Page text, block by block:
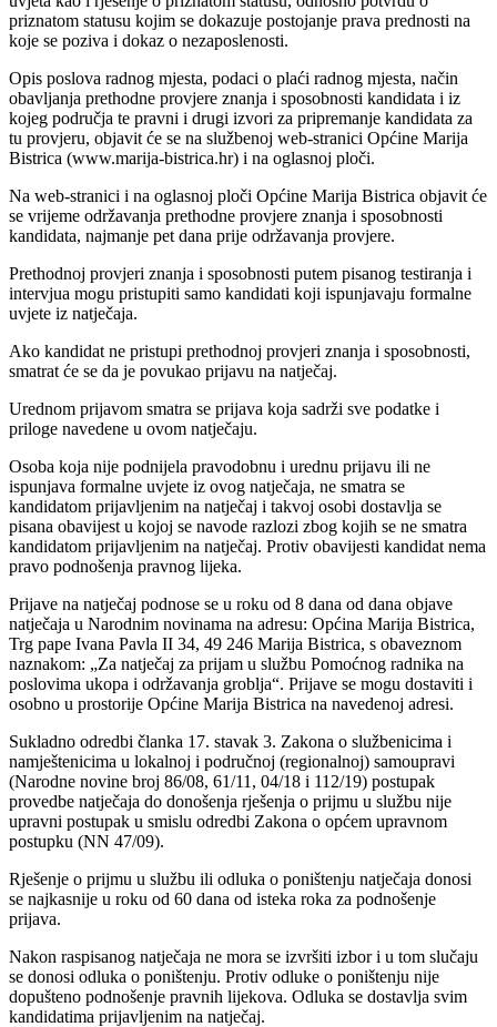
priznatom statusu kojim se dokazuje postojanje prava prednosti na
koje se poziva i dokaz o nezaposlenosti.
Opis poslova radnog mjesta, podaci o plaći radnog mjesta, način
obavljanja prethodne provjere znanja i sposobnosti kandidata i iz
kojeg područja te pravni i drugi izvori za pripremanje kandidata za
tu provjeru, objavit će se na službenoj web-stranici Općine Marija
Bistrica (www.marija-bistrica.hr) i na oglasnoj ploči.
Na web-stranici i na oglasnoj ploči Općine Marija Bistrica objavit će
se vrijeme održavanja prethodne provjere znanja i sposobnosti
kandidata, najmanje pet dana prije održavanja provjere.
Prethodnoj provjeri znanja i sposobnosti putem pisanog testiranja i
intervjua mogu pristupiti samo kandidati koji ispunjavaju formalne
uvjete iz natječaja.
Ako kandidat ne pristupi prethodnoj provjeri znanja i sposobnosti,
smatrat će se da je povukao prijavu na natječaj.
Urednom prijavom smatra se prijava koja sadrži sve podatke i
priloge navedene u ovom natječaju.
Osoba koja nije podnijela pravodobnu i urednu prijavu ili ne
ispunjava formalne uvjete iz ovog natječaja, ne smatra se
kandidatom prijavljenim na natječaj i takvoj osobi dostavlja se
pisana obavijest u kojoj se navode razlozi zbog kojih se ne smatra
kandidatom prijavljenim na natječaj. Protiv obavijesti kandidat nema
pravo podnošenja pravnog lijeka.
Prijave na natječaj podnose se u roku od 8 dana od dana objave
natječaja u Narodnim novinama na adresu: Općina Marija Bistrica,
Trg pape Ivana Pavla II 34, 49 246 Marija Bistrica, s obaveznom
naznakom: „Za natječaj za prijam u službu Pomoćnog radnika na
poslovima ukopa i održavanja groblja“. Prijave se mogu dostaviti i
osobno u prostorije Općine Marija Bistrica na navedenoj adresi.
Sukladno odredbi članka 17. stavak 3. Zakona o službenicima i
namještenicima u lokalnoj i područnoj (regionalnoj) samoupravi
(Narodne novine broj 86/08, 61/11, 04/18 i 112/19) postupak
provedbe natječaja do donošenja rješenja o prijmu u službu nije
upravni postupak u smislu odredbi Zakona o općem upravnom
postupku (NN 47/09).
Rješenje o prijmu u službu ili odluka o poništenju natječaja donosi
se najkasnije u roku od 60 dana od isteka roka za podnošenje
prijava.
Nakon raspisanog natječaja ne mora se izvršiti izbor i u tom slučaju
se donosi odluka o poništenju. Protiv odluke o poništenju nije
dopušteno podnošenje pravnih lijekova. Odluka se dostavlja svim
kandidatima prijavljenim na natječaj.